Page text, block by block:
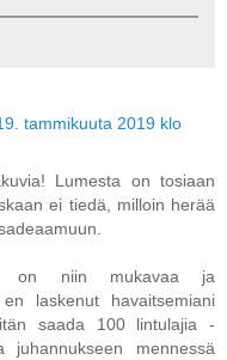
tammikuuta 2019 klo
Lumesta on tosiaan
ei tiedä, milloin herää
on niin mukavaa ja
laskenut havaitsemiani
saada 100 lintulajia -
juhannukseen mennessä